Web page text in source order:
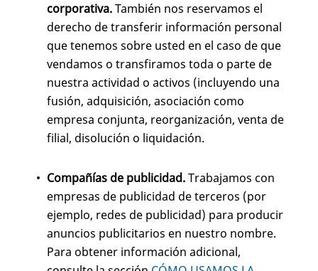
corporativa.También nos reservamos el
derecho de transferir información personal
que tenemos sobre usted en el caso de que
vendamos o transfiramos toda o parte de
nuestra actividad o activos (incluyendo una
fusión, adquisición, asociación como
empresa conjunta, reorganización, venta de
filial, disolución o liquidación.
Compañías de publicidad.Trabajamos con
empresas de publicidad de terceros (por
ejemplo, redes de publicidad) para producir
anuncios publicitarios en nuestro nombre.
Para obtener información adicional,